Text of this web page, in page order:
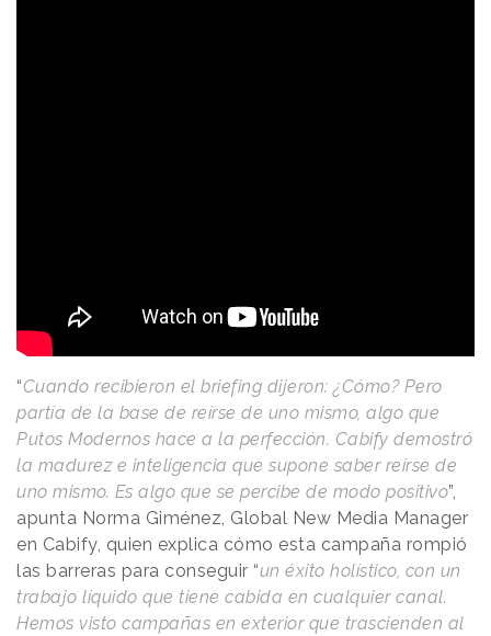
“Cuando recibieron el briefing dijeron: ¿Cómo? Pero
partía de la base de reírse de uno mismo, algo que
Putos Modernos hace a la perfección. Cabify demostró
la madurez e inteligencia que supone saber reírse de
uno mismo. Es algo que se percibe de modo positivo”,
apunta Norma Giménez, Global New Media Manager
en Cabify, quien explica cómo esta campaña rompió
las barreras para conseguir “un éxito holístico, con un
trabajo líquido que tiene cabida en cualquier canal.
Hemos visto campañas en exterior que trascienden al